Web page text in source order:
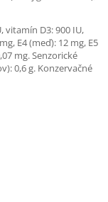
vitamín D3: 900 IU,
E4 (meď): 12 mg, E5
mg. Senzorické
0,6 g. Konzervačné